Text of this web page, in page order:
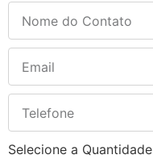
Selecione a Quantidade